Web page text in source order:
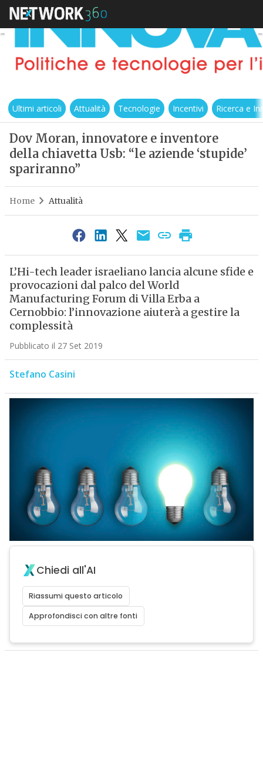
Ultimi articoli Attualità Tecnologie Incentivi Ricerca e
Dov Moran, innovatore e inventore
della chiavetta Usb: “le aziende ‘stupide’
spariranno”
Home Attualità
L’Hi-tech leader israeliano lancia alcune sfide e
provocazioni dal palco del World
Manufacturing Forum di Villa Erba a
Cernobbio: l’innovazione aiuterà a gestire la
complessità
Pubblicato il 27 Set 2019
Stefano Casini
Chiedi all'AI
Riassumi questo articolo
Approfondisci con altre fonti